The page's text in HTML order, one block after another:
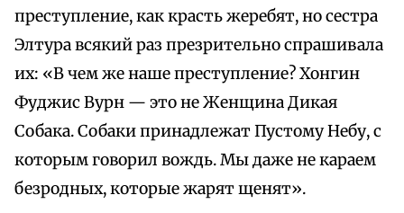
преступление, как красть жеребят, но сестра
Элтура всякий раз презрительно спрашивала
их: «В чем же наше преступление? Хонгин
Фуджис Вурн — это не Женщина Дикая
Собака. Собаки принадлежат Пустому Небу, с
которым говорил вождь. Мы даже не караем
безродных, которые жарят щенят».